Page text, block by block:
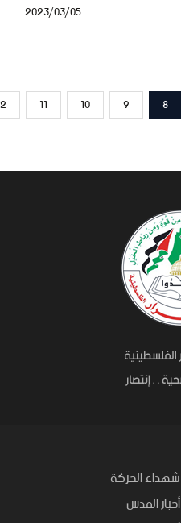
8
9
10
11
شهداء الحركة
أخبار القدس